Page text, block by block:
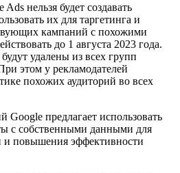
нельзя будет создавать
их для таргетинга и
кампаний с похожими
до 1 августа 2023 года.
удалены из всех групп
этом у рекламодателей
похожих аудиторий во всех
Google предлагает использовать
с собственными данными для
и повышения эффективности